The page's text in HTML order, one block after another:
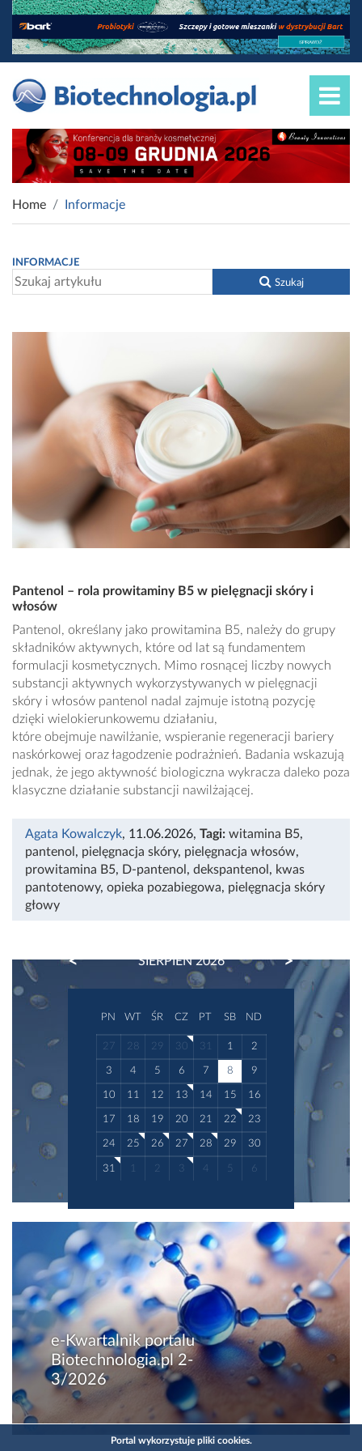
Home Informacje
INFORMACJE
Szukaj
Pantenol – rola prowitaminy B5 w pielęgnacji skóry i
włosów
Pantenol, określany jako prowitamina B5, należy do grupy
składników aktywnych, które od lat są fundamentem
formulacji kosmetycznych. Mimo rosnącej liczby nowych
substancji aktywnych wykorzystywanych w pielęgnacji
skóry i włosów pantenol nadal zajmuje istotną pozycję
dzięki wielokierunkowemu działaniu,
które obejmuje nawilżanie, wspieranie regeneracji bariery
naskórkowej oraz łagodzenie podrażnień. Badania wskazują
jednak, że jego aktywność biologiczna wykracza daleko poza
klasyczne działanie substancji nawilżającej.
Agata Kowalczyk, 11.06.2026, Tagi: witamina B5,
pantenol, pielęgnacja skóry, pielęgnacja włosów,
prowitamina B5, D-pantenol, dekspantenol, kwas
pantotenowy, opieka pozabiegowa, pielęgnacja skóry
głowy
SIERPIEŃ 2026
PREVIOUS NEXT
PN WT ŚR CZ PT SB ND
27 28 29 30 31 1 2
3 4 5 6 7 8 9
10 11 12 13 14 15 16
17 18 19 20 21 22 23
24 25 26 27 28 29 30
31 1 2 3 4 5 6
e-Kwartalnik portalu
Biotechnologia.pl 2-
3/2026
Portal wykorzystuje pliki cookies.